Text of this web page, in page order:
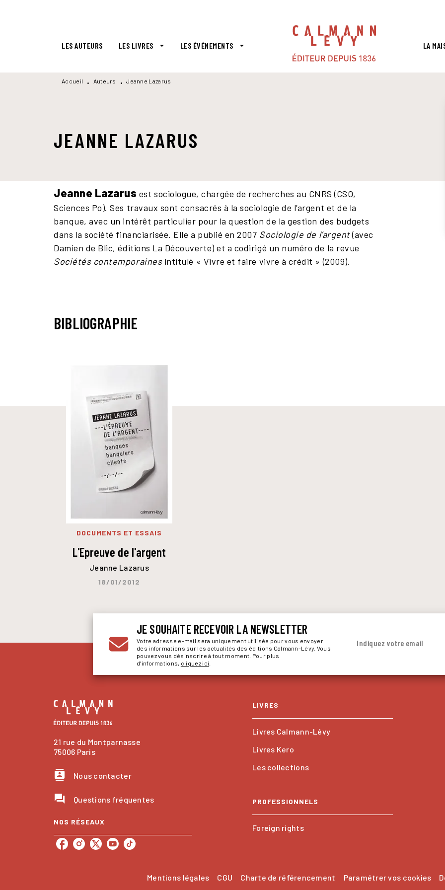
LES AUTEURS LES LIVRES arrow_drop_down LES ÉVÉNEMENTS arrow_drop_down LA
Accueil • Auteurs • Jeanne Lazarus
JEANNE LAZARUS
Jeanne Lazarus est sociologue, chargée de recherches au CNRS (CSO,
Sciences Po). Ses travaux sont consacrés à la sociologie de l’argent et de la
banque, avec un intérêt particulier pour la question de la gestion des budgets
dans la société financiarisée. Elle a publié en 2007 Sociologie de l’argent(avec
Damien de Blic, éditions La Découverte) et a codirigé un numéro de la revue
Sociétés contemporainesintitulé « Vivre et faire vivre à crédit » (2009).
BIBLIOGRAPHIE
DOCUMENTS ET ESSAIS
L'Epreuve de l'argent
Jeanne Lazarus
18/01/2012
JE SOUHAITE RECEVOIR LA NEWSLETTER
Votre adresse e-mail sera uniquement utilisée pour vous envoyer
des informations sur les actualités des éditions Calmann-Lévy. Vous
pouvez vous désinscrire à tout moment. Pour plus
d’informations, cliquez ici
Indiquez votre email
21 rue du Montparnasse
75006 Paris
contacts Nous contacter
question_answer Questions fréquentes
NOS RÉSEAUX
LIVRES
Livres Calmann-Lévy
Livres Kero
Les collections
PROFESSIONNELS
Foreign rights
Mentions légales CGU Charte de référencement Paramétrer vos cookies